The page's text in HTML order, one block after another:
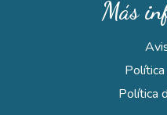
Más
Política